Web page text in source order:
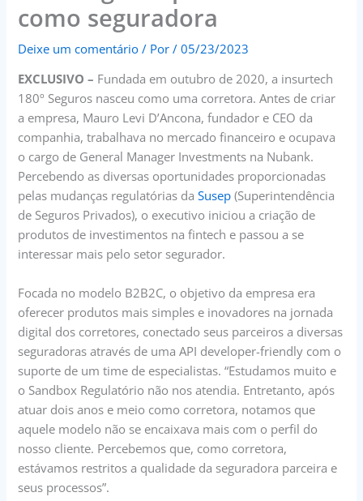
como seguradora
Deixe um comentário / Por/05/23/2023
EXCLUSIVO – Fundada em outubro de 2020, a insurtech
180º Seguros nasceu como uma corretora. Antes de criar
a empresa, Mauro Levi D’Ancona, fundador e CEO da
companhia, trabalhava no mercado financeiro e ocupava
o cargo de General Manager Investments na Nubank.
Percebendo as diversas oportunidades proporcionadas
pelas mudanças regulatórias daSusep (Superintendência
de Seguros Privados), o executivo iniciou a criação de
produtos de investimentos na fintech e passou a se
interessar mais pelo setor segurador.
Focada no modelo B2B2C, o objetivo da empresa era
oferecer produtos mais simples e inovadores na jornada
digital dos corretores, conectado seus parceiros a diversas
seguradoras através de uma API developer-friendly com o
suporte de um time de especialistas. “Estudamos muito e
o Sandbox Regulatório não nos atendia. Entretanto, após
atuar dois anos e meio como corretora, notamos que
aquele modelo não se encaixava mais com o perfil do
nosso cliente. Percebemos que, como corretora,
estávamos restritos a qualidade da seguradora parceira e
seus processos”.